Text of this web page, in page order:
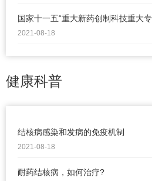
2021-08-18
国家十一五“重大新药创制科技重大
健康科普
2021-08-18
结核病感染和发病的免疫机制
耐药结核病，如何治疗?